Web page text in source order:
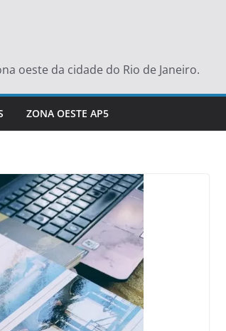
oeste da cidade do Rio de Janeiro.
ZONA OESTE AP5